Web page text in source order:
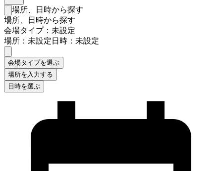
検索フォームを閉じる
場所、日時から探す
場所、日時から探す
会場タイプ：未設定
場所：未設定日時：未設定
会場タイプを選ぶ
場所を入力する
日時を選ぶ